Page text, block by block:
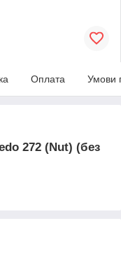
Оплата Умови
272 (Nut) (без